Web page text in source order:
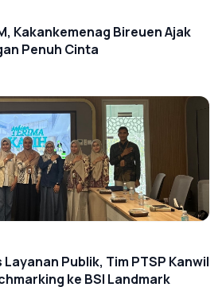
Kakankemenag Bireuen Ajak
Penuh Cinta
Publik, Tim PTSP Kanwil
ke BSI Landmark